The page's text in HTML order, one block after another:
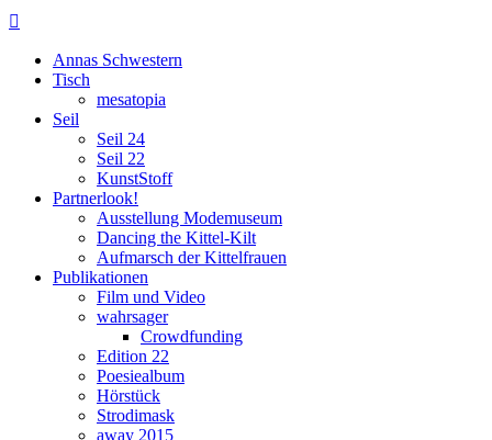

Annas Schwestern
Tisch
mesatopia
Seil
Seil 24
Seil 22
KunstStoff
Partnerlook!
Ausstellung Modemuseum
Dancing the Kittel-Kilt
Aufmarsch der Kittelfrauen
Publikationen
Film und Video
wahrsager
Crowdfunding
Edition 22
Poesiealbum
Hörstück
Strodimask
away 2015